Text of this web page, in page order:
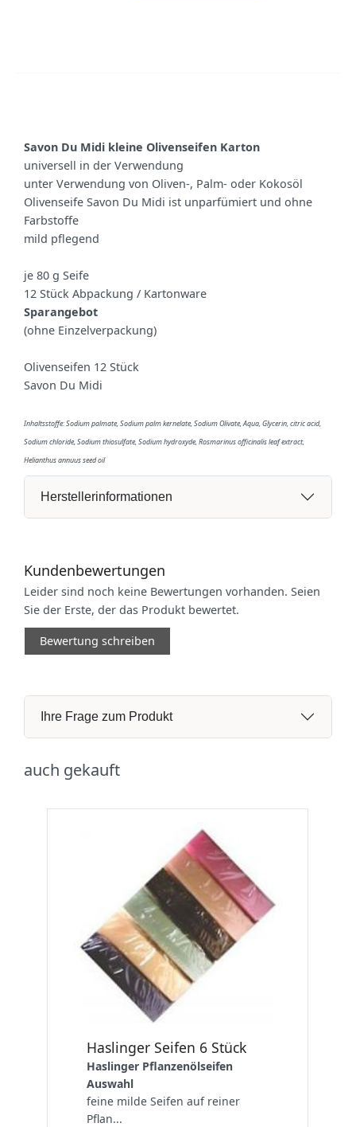
Savon Du Midi kleine Olivenseifen Karton
universell in der Verwendung
unter Verwendung von Oliven-, Palm- oder Kokosöl
Olivenseife Savon Du Midi ist unparfümiert und ohne
Farbstoffe
mild pflegend
je 80 g Seife
12 Stück Abpackung / Kartonware
Sparangebot
(ohne Einzelverpackung)
Olivenseifen 12 Stück
Savon Du Midi
Inhaltsstoffe: Sodium palmate, Sodium palm kernelate, Sodium Olivate, Aqua, Glycerin, citric acid,
Sodium chloride, Sodium thiosulfate, Sodium hydroxyde, Rosmarinus officinalis leaf extract,
Helianthus annuus seed oil
Herstellerinformationen
Kundenbewertungen
Leider sind noch keine Bewertungen vorhanden. Seien
Sie der Erste, der das Produkt bewertet.
Bewertung schreiben
Ihre Frage zum Produkt
auch gekauft
Haslinger Seifen 6 Stück
Haslinger Pflanzenölseifen
Auswahl
feine milde Seifen auf reiner
Pflan...